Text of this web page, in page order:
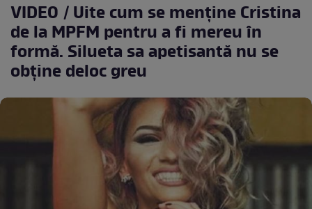
VIDEO / Uite cum se menţine Cristina
de la MPFM pentru a fi mereu în
formă. Silueta sa apetisantă nu se
obţine deloc greu